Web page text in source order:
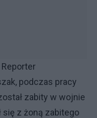
podczas pracy
zabity w wojnie
się z żoną zabitego